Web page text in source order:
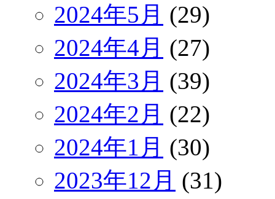
2024年5月 (29)
2024年4月 (27)
2024年3月 (39)
2024年2月 (22)
2024年1月 (30)
2023年12月 (31)